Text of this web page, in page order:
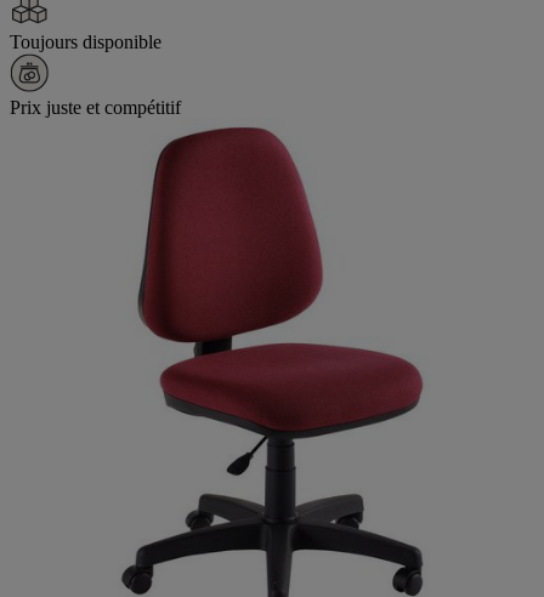
Toujours disponible
Prix juste et compétitif